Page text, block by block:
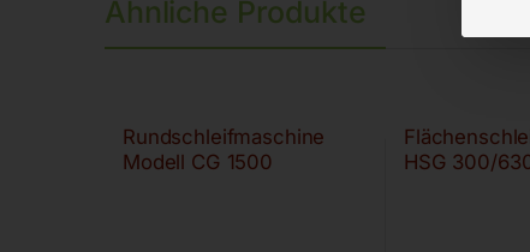
Ähnliche Produkte
Rundschleifmaschine
Modell CG 1500
HSG 300/